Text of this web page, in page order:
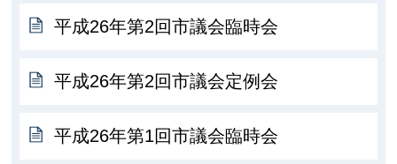
平成26年第2回市議会臨時会
平成26年第2回市議会定例会
平成26年第1回市議会臨時会